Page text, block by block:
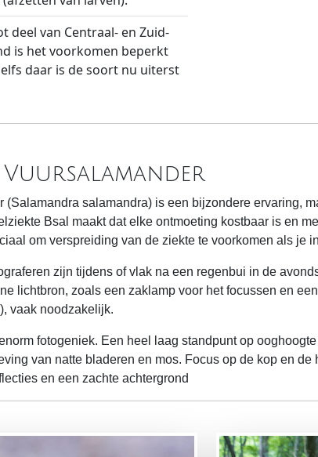
deel van Centraal- en Zuid-
is het voorkomen beperkt
daar is de soort nu uiterst
(Salamandra salamandra) is een bijzondere ervaring,
Bsal maakt dat elke ontmoeting kostbaar is en
om verspreiding van de ziekte te voorkomen als je
zijn tijdens of vlak na een regenbui in de
lichtbron, zoals een zaklamp voor het focussen en
vaak noodzakelijk.
fotogeniek. Een heel laag standpunt op
van natte bladeren en mos. Focus op de kop en
en een zachte achtergrond